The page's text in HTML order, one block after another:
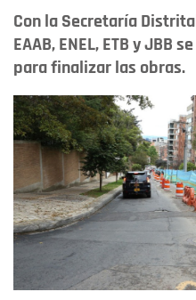
Con la Secretaría
EAAB, ENEL, ETB y JBB
para finalizar las obras.